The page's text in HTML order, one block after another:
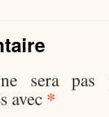
sera pas
avec *